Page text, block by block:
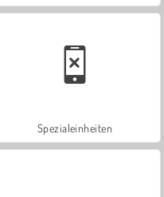
Spezialeinheiten